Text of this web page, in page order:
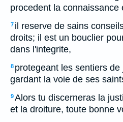
procedent la connaissance
7 il reserve de sains
droits; il est un bouclier
dans l'integrite,
8 protegeant les sentiers
gardant la voie de ses
9Alors tu discerneras la
et la droiture, toute bonne